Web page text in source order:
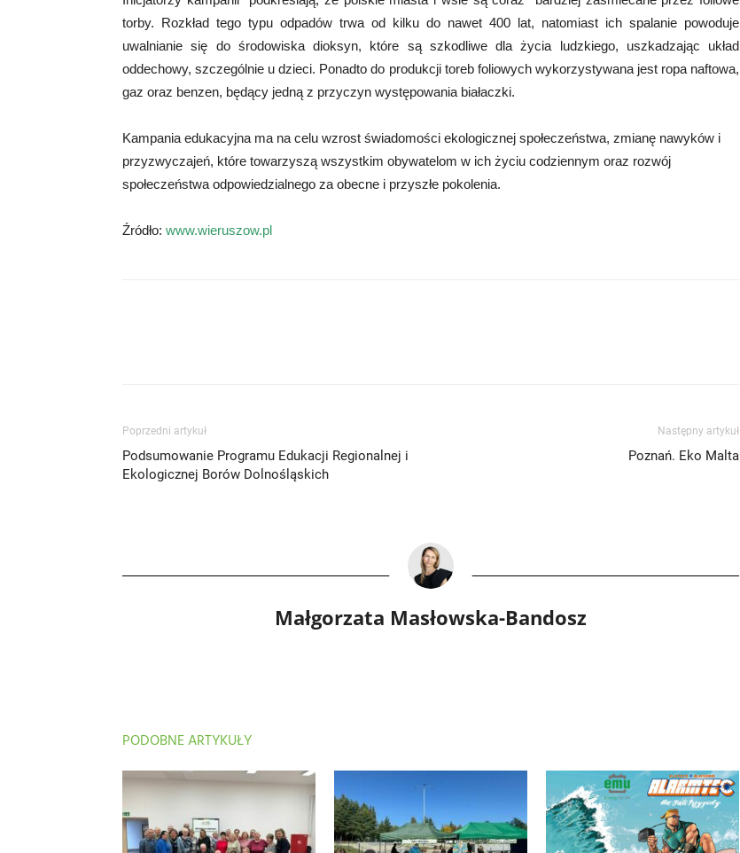
torby. Rozkład tego typu odpadów trwa od kilku do nawet 400 lat, natomiast ich spalanie powoduje
uwalnianie się do środowiska dioksyn, które są szkodliwe dla życia ludzkiego, uszkadzając układ
oddechowy, szczególnie u dzieci. Ponadto do produkcji toreb foliowych wykorzystywana jest ropa naftowa,
gaz oraz benzen, będący jedną z przyczyn występowania białaczki.
Kampania edukacyjna ma na celu wzrost świadomości ekologicznej społeczeństwa, zmianę nawyków i
przyzwyczajeń, które towarzyszą wszystkim obywatelom w ich życiu codziennym oraz rozwój
społeczeństwa odpowiedzialnego za obecne i przyszłe pokolenia.
Źródło: www.wieruszow.pl
Poprzedni artykuł
Podsumowanie Programu Edukacji Regionalnej i
Ekologicznej Borów Dolnośląskich
Następny artykuł
Poznań. Eko Malta
Małgorzata Masłowska-Bandosz
PODOBNE ARTYKUŁY